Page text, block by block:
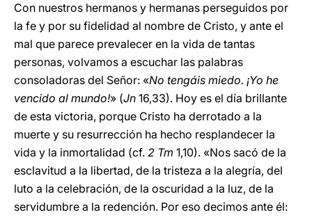
Con nuestros hermanos y hermanas perseguidos por
la fe y por su fidelidad al nombre de Cristo, y ante el
mal que parece prevalecer en la vida de tantas
personas, volvamos a escuchar las palabras
consoladoras del Señor: «No tengáis miedo. ¡Yo he
vencido al mundo!» (Jn 16,33). Hoy es el día brillante
de esta victoria, porque Cristo ha derrotado a la
muerte y su resurrección ha hecho resplandecer la
vida y la inmortalidad (cf. 2 Tm 1,10). «Nos sacó de la
esclavitud a la libertad, de la tristeza a la alegría, del
luto a la celebración, de la oscuridad a la luz, de la
servidumbre a la redención. Por eso decimos ante él: